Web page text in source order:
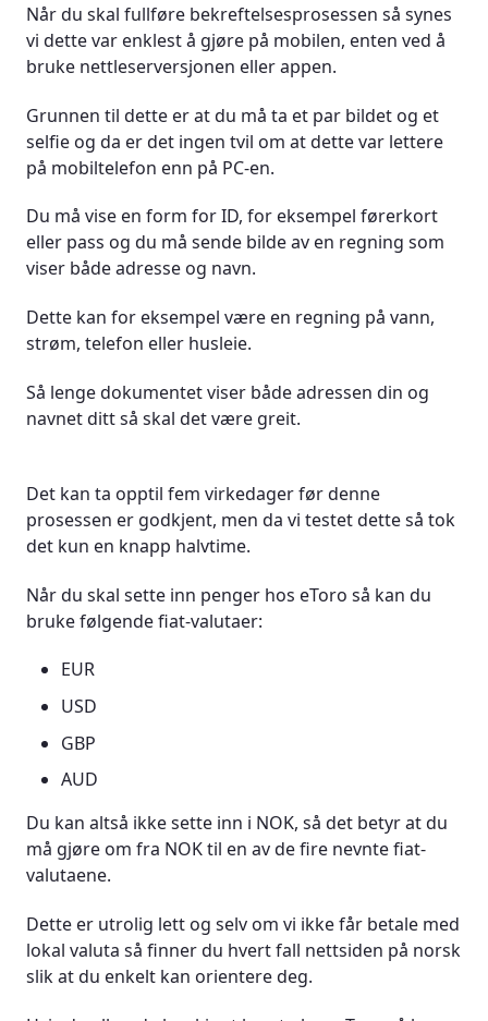
Når du skal fullføre bekreftelsesprosessen så synes
vi dette var enklest å gjøre på mobilen, enten ved å
bruke nettleserversjonen eller appen.
Grunnen til dette er at du må ta et par bildet og et
selfie og da er det ingen tvil om at dette var lettere
på mobiltelefon enn på PC-en.
Du må vise en form for ID, for eksempel førerkort
eller pass og du må sende bilde av en regning som
viser både adresse og navn.
Dette kan for eksempel være en regning på vann,
strøm, telefon eller husleie.
Så lenge dokumentet viser både adressen din og
navnet ditt så skal det være greit.
Det kan ta opptil fem virkedager før denne
prosessen er godkjent, men da vi testet dette så tok
det kun en knapp halvtime.
Når du skal sette inn penger hos eToro så kan du
bruke følgende fiat-valutaer:
EUR
USD
GBP
AUD
Du kan altså ikke sette inn i NOK, så det betyr at du
må gjøre om fra NOK til en av de fire nevnte fiat-
valutaene.
Dette er utrolig lett og selv om vi ikke får betale med
lokal valuta så finner du hvert fall nettsiden på norsk
slik at du enkelt kan orientere deg.